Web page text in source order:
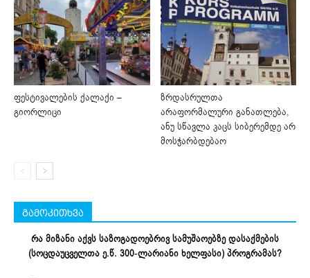
ფესტივალების ქალაქი –
გიორლიცი
ზრდასრულთა
არაფორმალური განათლება,
ანუ სწავლა კაცს სიბერემდე არ
მოსჭარბდებაო
გამოკითხვა
რა მიზანი აქვს საზოგადოებრივ სამუშაოებზე დასაქმების
(სოცდაუცველთა ე.წ. 300-ლარიანი ხელფასი) პროგრამას?